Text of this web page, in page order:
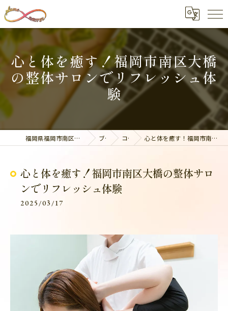
心と体を癒す！福岡市南区大橋
の整体サロンでリフレッシュ体
験
福岡県福岡市南区の整体なら美容整骨サロン plume ブログ コラム 心と体を癒す！福岡市南区大橋の整体サロンでリフレッシュ体験
心と体を癒す！福岡市南区大橋の整体サロ
ンでリフレッシュ体験
2025/03/17